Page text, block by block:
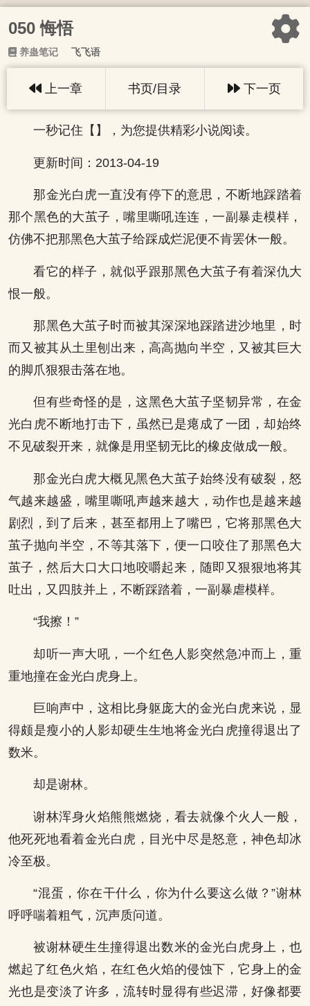
050 悔悟
养蛊笔记 飞飞语
上一章 书页/目录 下一页
一秒记住【】，为您提供精彩小说阅读。
更新时间：2013-04-19
那金光白虎一直没有停下的意思，不断地踩踏着
那个黑色的大茧子，嘴里嘶吼连连，一副暴走模样，
仿佛不把那黑色大茧子给踩成烂泥便不肯罢休一般。
看它的样子，就似乎跟那黑色大茧子有着深仇大
恨一般。
那黑色大茧子时而被其深深地踩踏进沙地里，时
而又被其从土里刨出来，高高抛向半空，又被其巨大
的脚爪狠狠击落在地。
但有些奇怪的是，这黑色大茧子坚韧异常，在金
光白虎不断地打击下，虽然已是瘪成了一团，却始终
不见破裂开来，就像是用坚韧无比的橡皮做成一般。
那金光白虎大概见黑色大茧子始终没有破裂，怒
气越来越盛，嘴里嘶吼声越来越大，动作也是越来越
剧烈，到了后来，甚至都用上了嘴巴，它将那黑色大
茧子抛向半空，不等其落下，便一口咬住了那黑色大
茧子，然后大口大口地咬嚼起来，随即又狠狠地将其
吐出，又四肢并上，不断踩踏着，一副暴虐模样。
“我擦！”
却听一声大吼，一个红色人影突然急冲而上，重
重地撞在金光白虎身上。
巨响声中，这相比身躯庞大的金光白虎来说，显
得颇是瘦小的人影却硬生生地将金光白虎撞得退出了
数米。
却是谢林。
谢林浑身火焰熊熊燃烧，看去就像个火人一般，
他死死地看着金光白虎，目光中尽是怒意，神色却冰
冷至极。
“混蛋，你在干什么，你为什么要这么做？”谢林
呼呼喘着粗气，沉声质问道。
被谢林硬生生撞得退出数米的金光白虎身上，也
燃起了红色火焰，在红色火焰的侵蚀下，它身上的金
光也是变淡了许多，流转时显得有些迟滞，好像都要